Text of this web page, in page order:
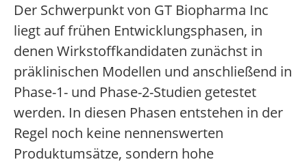
Der Schwerpunkt von GT Biopharma Inc
liegt auf frühen Entwicklungsphasen, in
denen Wirkstoffkandidaten zunächst in
präklinischen Modellen und anschließend in
Phase-1- und Phase-2-Studien getestet
werden. In diesen Phasen entstehen in der
Regel noch keine nennenswerten
Produktumsätze, sondern hohe